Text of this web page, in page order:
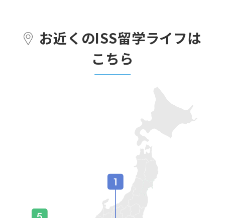
お近くのISS留学ライフは
こちら